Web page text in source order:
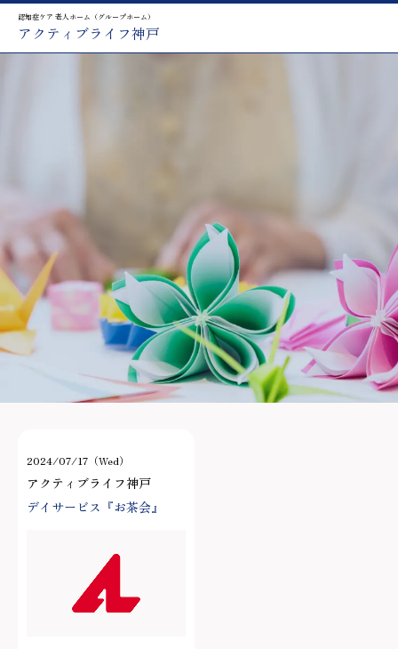
認知症ケア 老人ホーム（グループホーム）
アクティブライフ神戸
2024/07/17（Wed）
アクティブライフ神戸
デイサービス『お茶会』